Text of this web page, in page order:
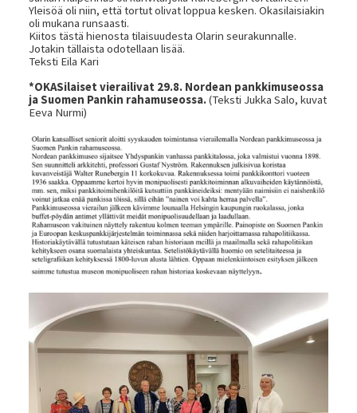
Yleisöä oli niin, että tortut olivat loppua kesken. Okasilaisiakin
oli mukana runsaasti.
Kiitos tästä hienosta tilaisuudesta Olarin seurakunnalle.
Jotakin tällaista odotellaan lisää.
Teksti Eila Kari
*OKASilaiset vierailivat 29.8. Nordean pankkimuseossa
ja Suomen Pankin rahamuseossa.(Teksti Jukka Salo, kuvat
Eeva Nurmi)